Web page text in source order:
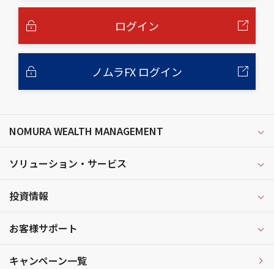
ログイン
ノムラFX ログイン
NOMURA WEALTH MANAGEMENT
ソリューション・サービス
投資情報
お客様サポート
キャンペーン一覧